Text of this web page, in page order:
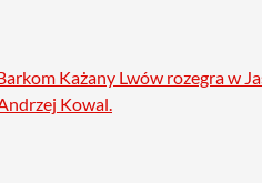
Każany Lwów rozegra w
Kowal.